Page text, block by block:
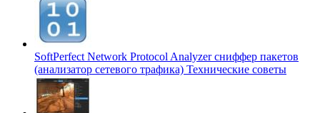
SoftPerfect Network Protocol Analyzer сниффер пакетов
(анализатор сетевого трафика) Технические советы